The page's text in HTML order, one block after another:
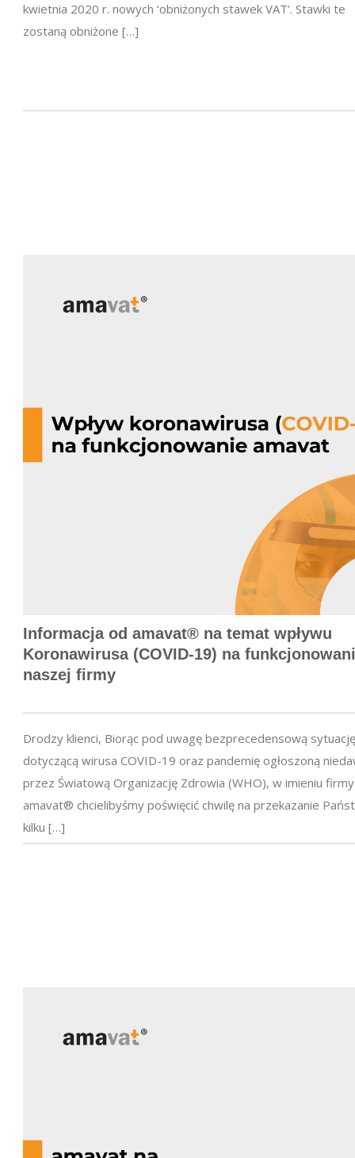
kwietnia 2020 r. nowych ‘obniżonych stawek VAT’. Stawki te
zostaną obniżone […]
Informacja od amavat® na temat wpływu
Koronawirusa (COVID-19) na
naszej firmy
Drodzy klienci, Biorąc pod uwagę bezprecedensową sytuację
dotyczącą wirusa COVID-19 oraz pandemię ogłoszoną
przez Światową Organizację Zdrowia (WHO), w imieniu firmy
amavat® chcielibyśmy poświęcić chwilę na przekazanie
kilku […]